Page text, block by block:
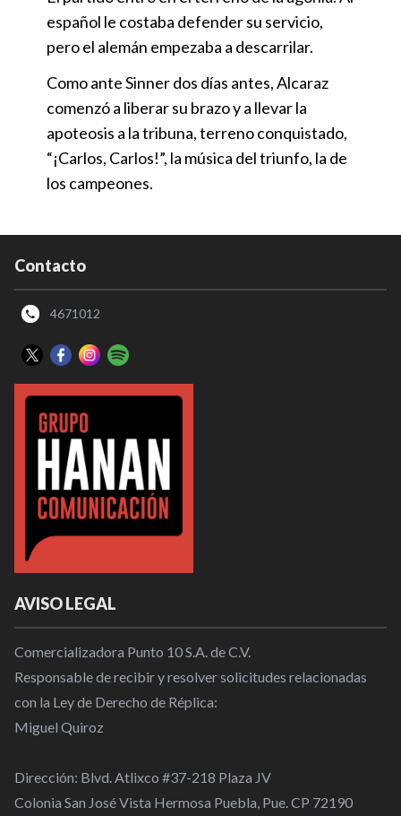
español le costaba defender su servicio,
pero el alemán empezaba a descarrilar.
Como ante Sinner dos días antes, Alcaraz
comenzó a liberar su brazo y a llevar la
apoteosis a la tribuna, terreno conquistado,
“¡Carlos, Carlos!”, la música del triunfo, la de
los campeones.
Contacto
4671012
AVISO LEGAL
Comercializadora Punto 10 S.A. de C.V.
Responsable de recibir y resolver solicitudes relacionadas
con la Ley de Derecho de Réplica:
Miguel Quiroz
Dirección: Blvd. Atlixco #37-218 Plaza JV
Colonia San José Vista Hermosa Puebla, Pue. CP 72190